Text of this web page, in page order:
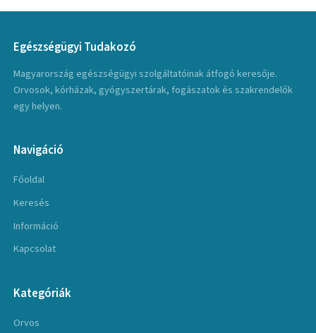
Egészségügyi Tudakozó
Magyarország egészségügyi szolgáltatóinak átfogó keresője.
Orvosok, kórházak, gyógyszertárak, fogászatok és szakrendelők
egy helyen.
Navigáció
Főoldal
Keresés
Információ
Kapcsolat
Kategóriák
Orvos